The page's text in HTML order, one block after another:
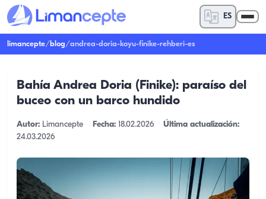
ES
limancepte/blog/andrea-doria-koyu-finike-rehberi-es
Bahía Andrea Doria (Finike): paraíso del
buceo con un barco hundido
Autor: Limancepte Fecha: 18.02.2026
Última actualización:
24.03.2026